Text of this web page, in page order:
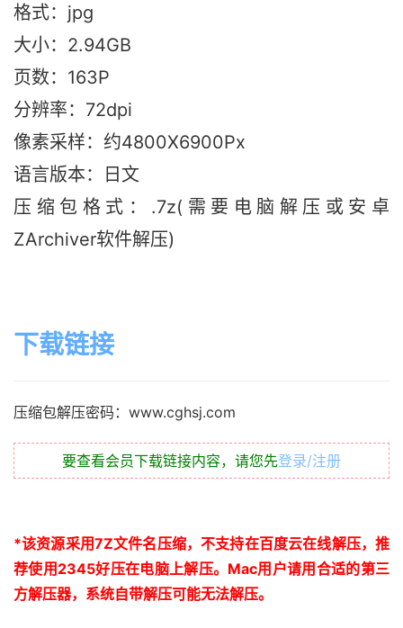
格式：jpg
大小：2.94GB
页数：163P
分辨率：72dpi
像素采样：约4800X6900Px
语言版本：日文
压缩包格式：.7z(需要电脑解压或安卓
ZArchiver软件解压)
下载链接
压缩包解压密码：www.cghsj.com
要查看会员下载链接内容，请您先登录/注册
*该资源采用7Z文件名压缩，不支持在百度云在线解压，推
荐使用2345好压在电脑上解压。 Mac用户请用合适的第三
方解压器，系统自带解压可能无法解压。